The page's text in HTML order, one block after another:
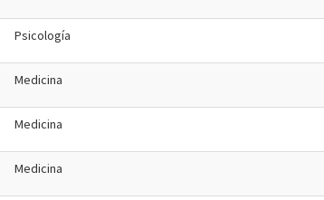
Psicología
Medicina
Medicina
Medicina